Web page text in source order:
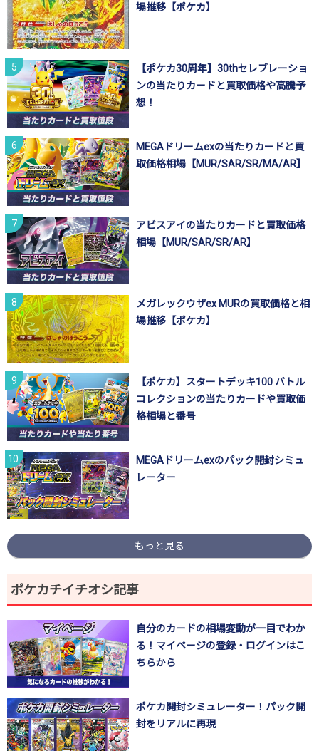
場推移【ポケカ】
【ポケカ30周年】30thセレブレーショ
ンの当たりカードと買取価格や高騰予
想！
MEGAドリームexの当たりカードと買
取価格相場【MUR/SAR/SR/MA/AR】
アビスアイの当たりカードと買取価格
相場【MUR/SAR/SR/AR】
メガレックウザex MURの買取価格と相
場推移【ポケカ】
【ポケカ】スタートデッキ100 バトル
コレクションの当たりカードや買取価
格相場と番号
MEGAドリームexのパック開封シミュ
レーター
もっと見る
ポケカチイチオシ記事
自分のカードの相場変動が一目でわか
る！マイページの登録・ログインはこ
ちらから
ポケカ開封シミュレーター！パック開
封をリアルに再現